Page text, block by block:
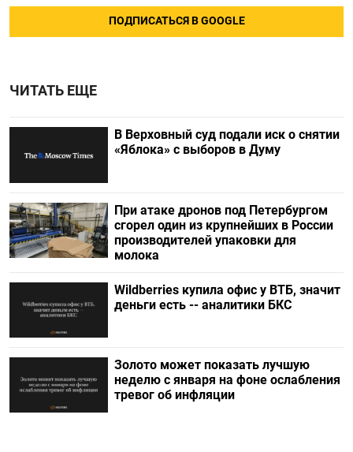
ПОДПИСАТЬСЯ В GOOGLE
ЧИТАТЬ ЕЩЕ
В Верховный суд подали иск о снятии
«Яблока» с выборов в Думу
При атаке дронов под Петербургом
сгорел один из крупнейших в России
производителей упаковки для
молока
Wildberries купила офис у ВТБ, значит
деньги есть -- аналитики БКС
Золото может показать лучшую
неделю с января на фоне ослабления
тревог об инфляции